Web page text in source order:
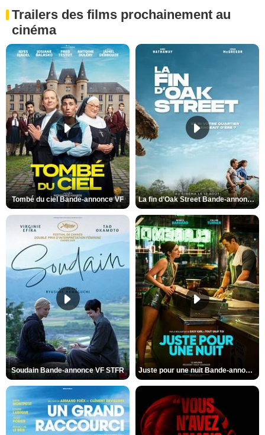
Trailers des films prochainement au
cinéma
Tombé du ciel Bande-annonce VF La fin d’Oak Street Bande-annonce VO STFR
Soudain Bande-annonce VF STFR Juste pour une nuit Bande-annonce VO STFR